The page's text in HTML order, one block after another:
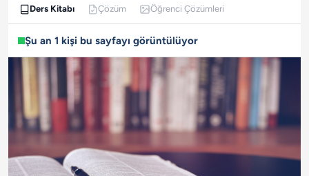
Ders Kitabı Çözüm Öğrenci Çözümleri
Şu an 1 kişi bu sayfayı görüntülüyor